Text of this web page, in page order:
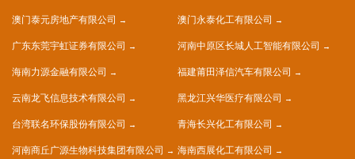
澳门泰元房地产有限公司 澳门永泰化工有限公司
广东东莞宇虹证券有限公司 河南中原区长城人工智能有限公司
海南力源金融有限公司 福建莆田泽信汽车有限公司
云南龙飞信息技术有限公司 黑龙江兴华医疗有限公司
台湾联名环保股份有限公司 青海长兴化工有限公司
河南商丘广源生物科技集团有限公司 海南西展化工有限公司